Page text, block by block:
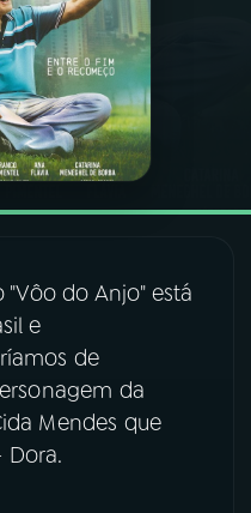
Facebook
X
do Anjo" está
e
de
da
Mendes que